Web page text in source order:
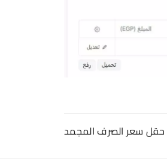
حقل سعر الصرف المجمد